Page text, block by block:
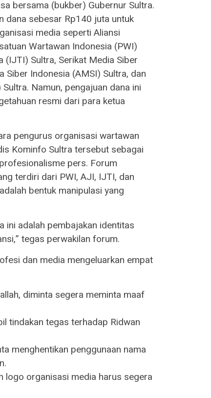
bersama (bukber) Gubernur Sultra.
dana sebesar Rp140 juta untuk
media seperti Aliansi
Wartawan Indonesia (PWI)
(IJTI) Sultra, Serikat Media Siber
Siber Indonesia (AMSI) Sultra, dan
Namun, pengajuan dana ini
resmi dari para ketua
pengurus organisasi wartawan
Kominfo Sultra tersebut sebagai
pers. Forum
terdiri dari PWI, AJI, IJTI, dan
bentuk manipulasi yang
ini adalah pembajakan identitas
tegas perwakilan forum.
dan media mengeluarkan empat
diminta segera meminta maaf
tindakan tegas terhadap Ridwan
menghentikan penggunaan nama
logo organisasi media harus segera